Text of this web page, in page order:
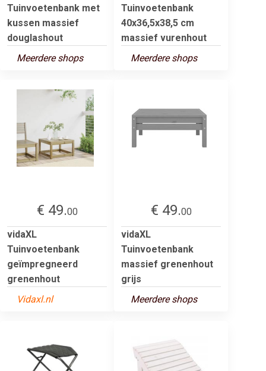
Tuinvoetenbank met
kussen massief
douglashout
Meerdere shops
Tuinvoetenbank
40x36,5x38,5 cm
massief vurenhout
Meerdere shops
€ 49.00
vidaXL
Tuinvoetenbank
geïmpregneerd
grenenhout
Vidaxl.nl
€ 49.00
vidaXL
Tuinvoetenbank
massief grenenhout
grijs
Meerdere shops